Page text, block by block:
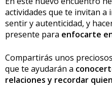
actividades que te invitan
sentir y autenticidad, y
presente para enfocarte
Compartirás unos
que te ayudarán a
relaciones y recordar